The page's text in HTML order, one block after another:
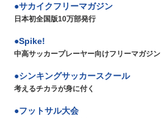
サカイクフリーマガジン
日本初全国版10万部発行
Spike!
中高サッカープレーヤー向けフリーマガジン
シンキングサッカースクール
考えるチカラが身に付く
フットサル大会